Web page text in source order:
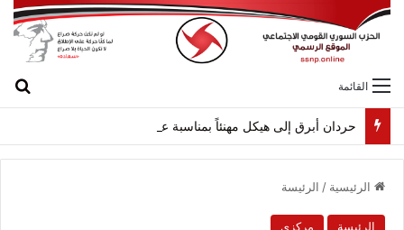
القائمة
حردان أبرق إلى هيكل مهنئاً بمناسبة عيد الجيش
الرئيسية / الرئيسة
الرئيسة مركزي